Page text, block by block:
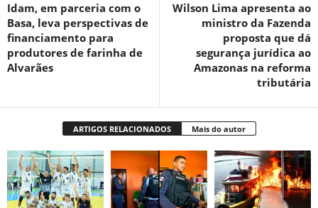
Idam, em parceria com o
Basa, leva perspectivas de
financiamento para
produtores de farinha de
Alvarães
Wilson Lima apresenta ao
ministro da Fazenda
proposta que dá
segurança jurídica ao
Amazonas na reforma
tributária
ARTIGOS RELACIONADOS Mais do autor